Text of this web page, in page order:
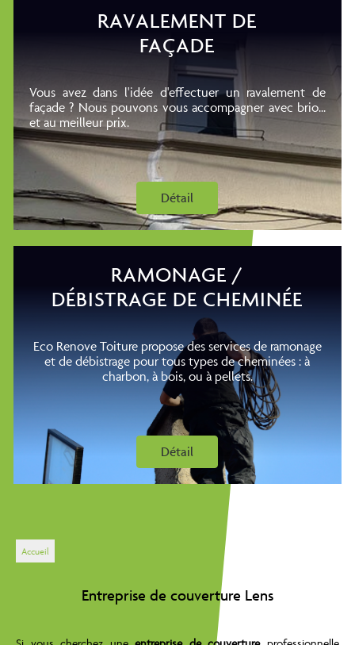
RAVALEMENT DE
FAÇADE
Vous avez dans l'idée d'effectuer un ravalement de
façade ? Nous pouvons vous accompagner avec brio...
et au meilleur prix.
Détail
RAMONAGE /
DÉBISTRAGE DE CHEMINÉE
Eco Renove Toiture propose des services de ramonage
et de débistrage pour tous types de cheminées : à
charbon, à bois, ou à pellets.
Détail
Accueil
Entreprise de couverture Lens